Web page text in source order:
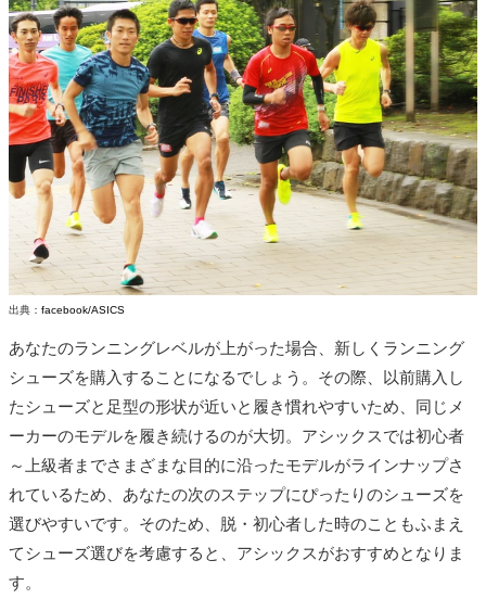
出典： facebook/ASICS
あなたのランニングレベルが上がった場合、新しくランニング
シューズを購入することになるでしょう。その際、以前購入し
たシューズと足型の形状が近いと履き慣れやすいため、同じメ
ーカーのモデルを履き続けるのが大切。アシックスでは初心者
～上級者までさまざまな目的に沿ったモデルがラインナップさ
れているため、あなたの次のステップにぴったりのシューズを
選びやすいです。そのため、脱・初心者した時のこともふまえ
てシューズ選びを考慮すると、アシックスがおすすめとなりま
す。